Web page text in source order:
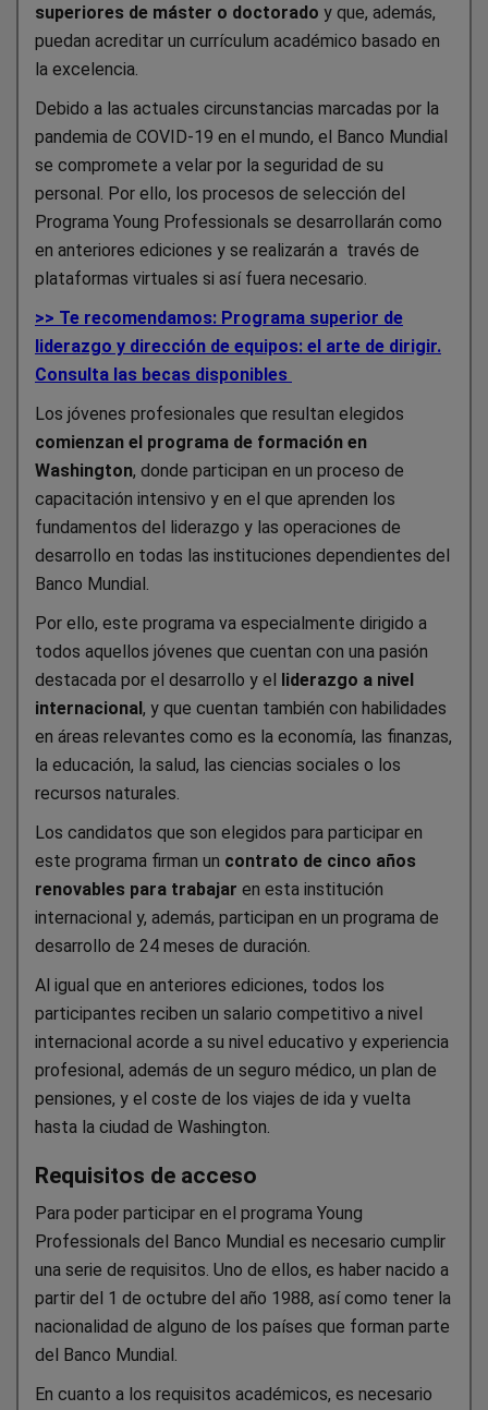
superiores de máster o doctorado y que, además,
puedan acreditar un currículum académico basado en
la excelencia.
Debido a las actuales circunstancias marcadas por la
pandemia de COVID-19 en el mundo, el Banco Mundial
se compromete a velar por la seguridad de su
personal. Por ello, los procesos de selección del
Programa Young Professionals se desarrollarán como
en anteriores ediciones y se realizarán a través de
plataformas virtuales si así fuera necesario.
>> Te recomendamos: Programa superior de
liderazgo y dirección de equipos: el arte de dirigir.
Consulta las becas disponibles
Los jóvenes profesionales que resultan elegidos
comienzan el programa de formación en
Washington, donde participan en un proceso de
capacitación intensivo y en el que aprenden los
fundamentos del liderazgo y las operaciones de
desarrollo en todas las instituciones dependientes del
Banco Mundial.
Por ello, este programa va especialmente dirigido a
todos aquellos jóvenes que cuentan con una pasión
destacada por el desarrollo y el liderazgo a nivel
internacional, y que cuentan también con habilidades
en áreas relevantes como es la economía, las finanzas,
la educación, la salud, las ciencias sociales o los
recursos naturales.
Los candidatos que son elegidos para participar en
este programa firman un contrato de cinco años
renovables para trabajar en esta institución
internacional y, además, participan en un programa de
desarrollo de 24 meses de duración.
Al igual que en anteriores ediciones, todos los
participantes reciben un salario competitivo a nivel
internacional acorde a su nivel educativo y experiencia
profesional, además de un seguro médico, un plan de
pensiones, y el coste de los viajes de ida y vuelta
hasta la ciudad de Washington.
Requisitos de acceso
Para poder participar en el programa Young
Professionals del Banco Mundial es necesario cumplir
una serie de requisitos. Uno de ellos, es haber nacido a
partir del 1 de octubre del año 1988, así como tener la
nacionalidad de alguno de los países que forman parte
del Banco Mundial.
En cuanto a los requisitos académicos, es necesario